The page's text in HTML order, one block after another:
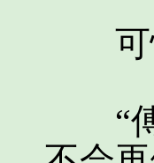
可惜
“傅